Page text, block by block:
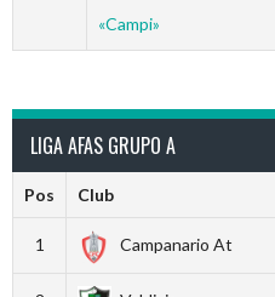
«Campi»
LIGA AFAS GRUPO A
Pos Club
1 Campanario At